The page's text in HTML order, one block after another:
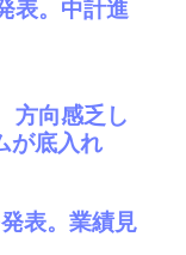
表。中計進
方向感乏し
が底入れ
表。業績見